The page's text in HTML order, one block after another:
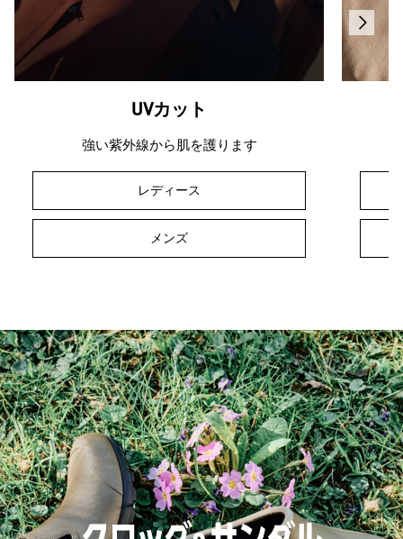
UVカット
強い紫外線から肌を護ります
レディース
メンズ